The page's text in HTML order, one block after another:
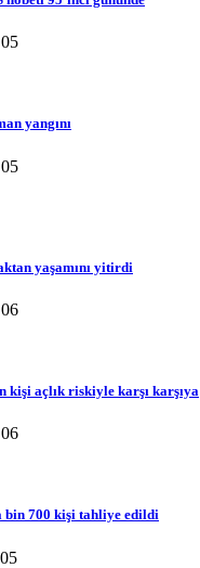
yangını
yaşamını yitirdi
kişi açlık riskiyle karşı karşıya
bin 700 kişi tahliye edildi